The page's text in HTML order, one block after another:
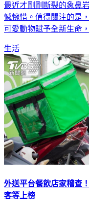
最近才剛剛斷裂的象鼻
憾惋惜。值得關注的是
可愛動物賦予全新生命
生活
外送平台餐飲店家稽查
客等上榜